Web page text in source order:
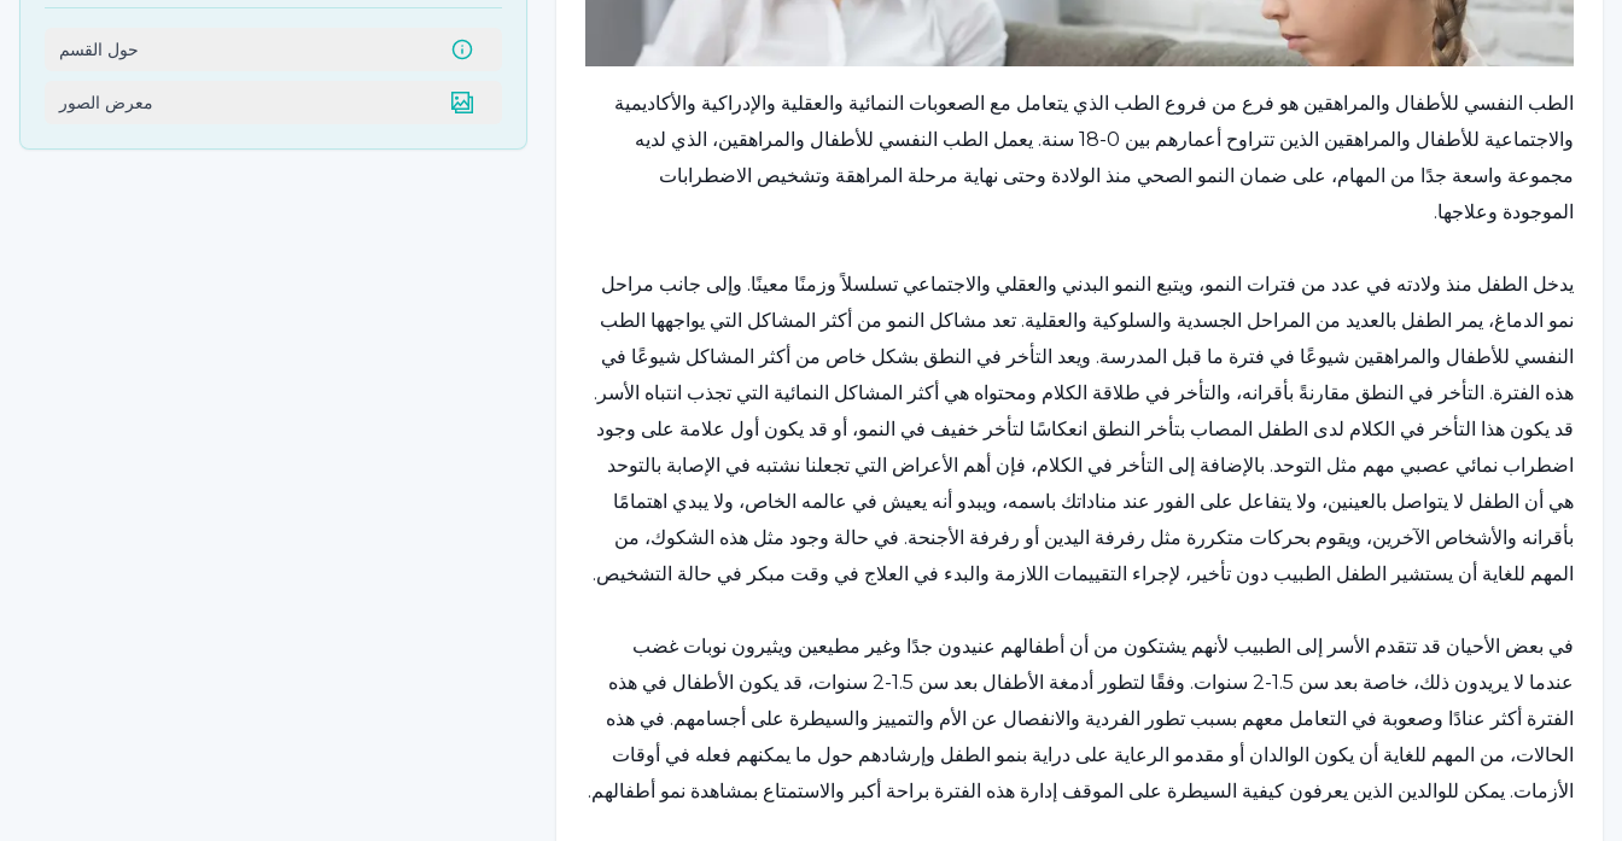
الطب النفسي للأطفال والمراهقين هو فرع من فروع الطب الذي يتعامل مع الصعوبات النمائية والعقلية والإدراكية والأكاديمية
والاجتماعية للأطفال والمراهقين الذين تتراوح أعمارهم بين 0-18 سنة. يعمل الطب النفسي للأطفال والمراهقين، الذي لديه
مجموعة واسعة جدًا من المهام، على ضمان النمو الصحي منذ الولادة وحتى نهاية مرحلة المراهقة وتشخيص الاضطرابات
الموجودة وعلاجها.
يدخل الطفل منذ ولادته في عدد من فترات النمو، ويتبع النمو البدني والعقلي والاجتماعي تسلسلاً وزمنًا معينًا. وإلى جانب مراحل
نمو الدماغ، يمر الطفل بالعديد من المراحل الجسدية والسلوكية والعقلية. تعد مشاكل النمو من أكثر المشاكل التي يواجهها الطب
النفسي للأطفال والمراهقين شيوعًا في فترة ما قبل المدرسة. ويعد التأخر في النطق بشكل خاص من أكثر المشاكل شيوعًا في
هذه الفترة. التأخر في النطق مقارنةً بأقرانه، والتأخر في طلاقة الكلام ومحتواه هي أكثر المشاكل النمائية التي تجذب انتباه الأسر.
قد يكون هذا التأخر في الكلام لدى الطفل المصاب بتأخر النطق انعكاسًا لتأخر خفيف في النمو، أو قد يكون أول علامة على وجود
اضطراب نمائي عصبي مهم مثل التوحد. بالإضافة إلى التأخر في الكلام، فإن أهم الأعراض التي تجعلنا نشتبه في الإصابة بالتوحد
هي أن الطفل لا يتواصل بالعينين، ولا يتفاعل على الفور عند مناداتك باسمه، ويبدو أنه يعيش في عالمه الخاص، ولا يبدي اهتمامًا
بأقرانه والأشخاص الآخرين، ويقوم بحركات متكررة مثل رفرفة اليدين أو رفرفة الأجنحة. في حالة وجود مثل هذه الشكوك، من
المهم للغاية أن يستشير الطفل الطبيب دون تأخير، لإجراء التقييمات اللازمة والبدء في العلاج في وقت مبكر في حالة التشخيص.
في بعض الأحيان قد تتقدم الأسر إلى الطبيب لأنهم يشتكون من أن أطفالهم عنيدون جدًا وغير مطيعين ويثيرون نوبات غضب
عندما لا يريدون ذلك، خاصة بعد سن 1.5-2 سنوات. وفقًا لتطور أدمغة الأطفال بعد سن 1.5-2 سنوات، قد يكون الأطفال في هذه
الفترة أكثر عنادًا وصعوبة في التعامل معهم بسبب تطور الفردية والانفصال عن الأم والتمييز والسيطرة على أجسامهم. في هذه
الحالات، من المهم للغاية أن يكون الوالدان أو مقدمو الرعاية على دراية بنمو الطفل وإرشادهم حول ما يمكنهم فعله في أوقات
الأزمات. يمكن للوالدين الذين يعرفون كيفية السيطرة على الموقف إدارة هذه الفترة براحة أكبر والاستمتاع بمشاهدة نمو أطفالهم.
حول القسم
معرض الصور